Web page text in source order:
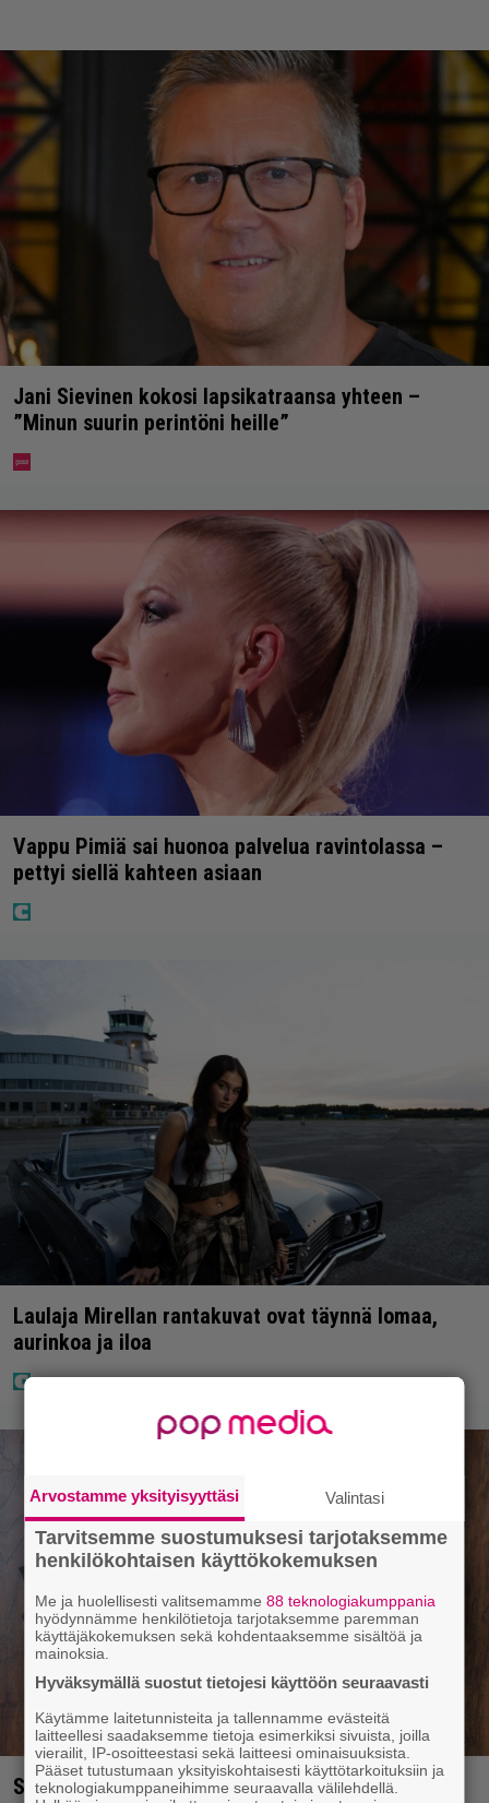
Jani Sievinen kokosi lapsikatraansa yhteen –
”Minun suurin perintöni heille”
Vappu Pimiä sai huonoa palvelua ravintolassa –
pettyi siellä kahteen asiaan
Laulaja Mirellan rantakuvat ovat täynnä lomaa,
aurinkoa ja iloa
Syötkö perunoita näin? Tutkijat löysivät yhteyden
Arvostamme yksityisyyttäsi Valintasi
Tarvitsemme suostumuksesi tarjotaksemme
henkilökohtaisen käyttökokemuksen
Me ja huolellisesti valitsemamme88 teknologiakumppania
hyödynnämme henkilötietoja tarjotaksemme paremman
käyttäjäkokemuksen sekä kohdentaaksemme sisältöä ja
mainoksia.
Hyväksymällä suostut tietojesi käyttöön seuraavasti
Käytämme laitetunnisteita ja tallennamme evästeitä
laitteellesi saadaksemme tietoja esimerkiksi sivuista, joilla
vierailit, IP-osoitteestasi sekä laitteesi ominaisuuksista.
Pääset tutustumaan yksityiskohtaisesti käyttötarkoituksiin ja
teknologiakumppaneihimme seuraavalla välilehdellä.